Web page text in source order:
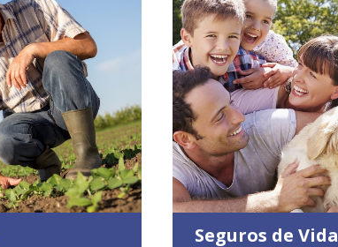
Seguros de Vida